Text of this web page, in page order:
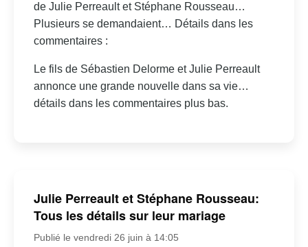
de Julie Perreault et Stéphane Rousseau…
Plusieurs se demandaient… Détails dans les
commentaires :
Le fils de Sébastien Delorme et Julie Perreault
annonce une grande nouvelle dans sa vie…
détails dans les commentaires plus bas.
Julie Perreault et Stéphane Rousseau:
Tous les détails sur leur mariage
Publié le vendredi 26 juin à 14:05